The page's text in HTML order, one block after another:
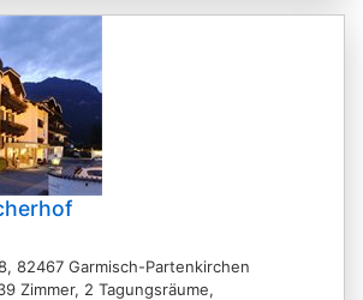
82467 Garmisch-Partenkirchen
Zimmer, 2 Tagungsräume,